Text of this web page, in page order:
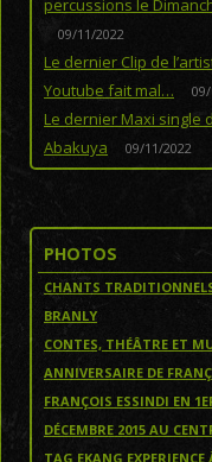
percussions le
09/11/2022
Le dernier Clip de
Youtube fait mal…
Le dernier Maxi single
Abakuya
09/11/2022
PHOTOS
CHANTS
BRANLY
CONTES, THÉÂTRE ET
ANNIVERSAIRE DE
FRANÇOIS ESSINDI EN
DÉCEMBRE 2015 AU
TAG EKANG EXPERIENCE